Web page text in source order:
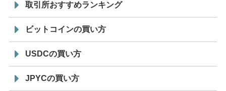
取引所おすすめランキング
ビットコインの買い方
USDCの買い方
JPYCの買い方